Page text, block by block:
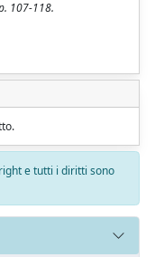
107-118.
e tutti i diritti sono